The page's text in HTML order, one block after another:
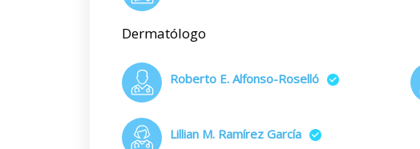
Dermatólogo
Roberto E. Alfonso-Roselló
Lillian M. Ramírez García